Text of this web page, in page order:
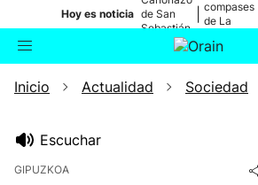
Hoy es noticia de San
Sebastián
compases
de La
Buscador Actualidad
Inicio Actualidad Sociedad
Escuchar
GIPUZKOA